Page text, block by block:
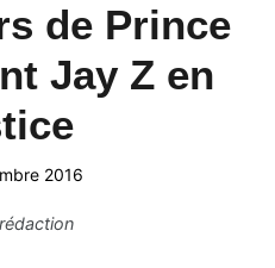
de Prince
Jay Z en
2016